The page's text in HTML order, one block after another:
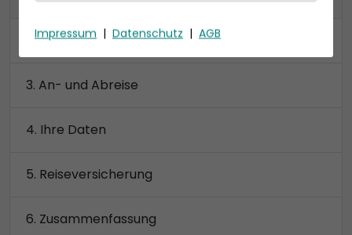
Kabine
An- und Abreise
Ihre Daten
Reiseversicherung
Zusammenfassung
Impressum | Datenschutz | AGB